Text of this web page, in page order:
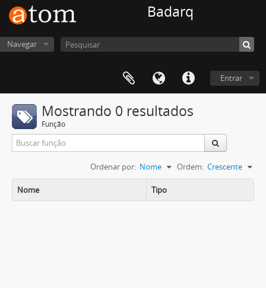
Badarq
Navegar
Entrar
Mostrando 0 resultados
Função
Ordenar por: Nome Ordem: Crescente
Nome Tipo